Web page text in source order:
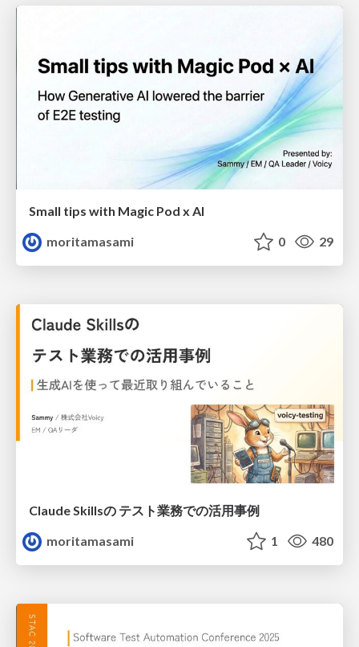
Small tips with Magic Pod x Al
moritamasami
0 29
Claude Skillsの テスト業務での活用事例
moritamasami
1 480